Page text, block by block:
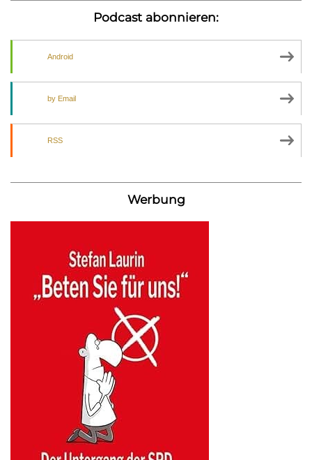
Podcast abonnieren:
Android
by Email
RSS
Werbung